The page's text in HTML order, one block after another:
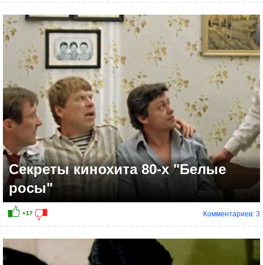
+11
Секреты кинохита 80-х "Белые
росы"
Комментариев: 3